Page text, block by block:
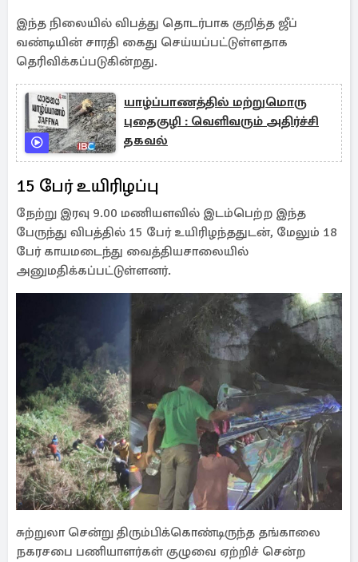
இந்த நிலையில் விபத்து தொடர்பாக குறித்த ஜீப்
வண்டியின் சாரதி கைது செய்யப்பட்டுள்ளதாக
தெரிவிக்கப்படுகின்றது.
யாழ்ப்பாணத்தில் மற்றுமொரு
புதைகுழி : வெளிவரும் அதிர்ச்சி
தகவல்
15 பேர் உயிரிழப்பு
நேற்று இரவு 9.00 மணியளவில் இடம்பெற்ற இந்த
பேருந்து விபத்தில் 15 பேர் உயிரிழந்ததுடன், மேலும் 18
பேர் காயமடைந்து வைத்தியசாலையில்
அனுமதிக்கப்பட்டுள்ளனர்.
சுற்றுலா சென்று திரும்பிக்கொண்டிருந்த தங்காலை
நகரசபை பணியாளர்கள் குழுவை ஏற்றிச் சென்ற